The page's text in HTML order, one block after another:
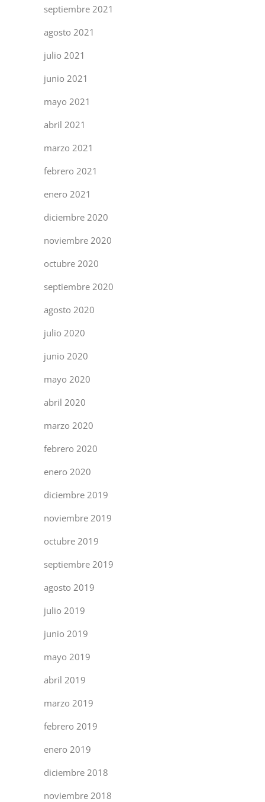
septiembre 2021
agosto 2021
julio 2021
junio 2021
mayo 2021
abril 2021
marzo 2021
febrero 2021
enero 2021
diciembre 2020
noviembre 2020
octubre 2020
septiembre 2020
agosto 2020
julio 2020
junio 2020
mayo 2020
abril 2020
marzo 2020
febrero 2020
enero 2020
diciembre 2019
noviembre 2019
octubre 2019
septiembre 2019
agosto 2019
julio 2019
junio 2019
mayo 2019
abril 2019
marzo 2019
febrero 2019
enero 2019
diciembre 2018
noviembre 2018